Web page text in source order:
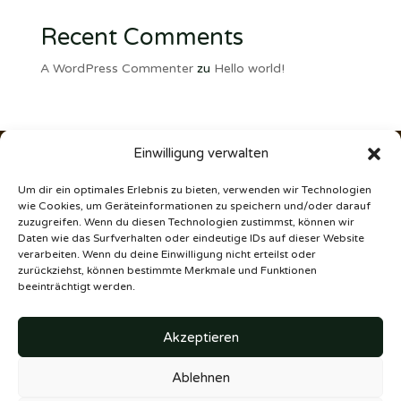
Einwilligung verwalten
Um dir ein optimales Erlebnis zu bieten, verwenden wir Technologien
wie Cookies, um Geräteinformationen zu speichern und/oder darauf
zuzugreifen. Wenn du diesen Technologien zustimmst, können wir
Daten wie das Surfverhalten oder eindeutige IDs auf dieser Website
verarbeiten. Wenn du deine Einwilligung nicht erteilst oder
zurückziehst, können bestimmte Merkmale und Funktionen
beeinträchtigt werden.
Akzeptieren
Ablehnen
Recent Comments
A WordPress Commenterzu Hello world!
Städtische Hufe 6
31553 Sachsenhagen
E-Mail:info@zauberpony-equestrian.de
>> Kontakt & Anfahrt
>> Impressum
>> AGB
>> Datenschutz
>> Cookie Richtlinie (EU)
>> KI-Transparenzhinweise (EU AI ACT)
>> Warenkorb
>> Mein Konto
>> Zahlungsarten
>> Widerrufsrecht
>> Versandkosten
>> Lieferzeiten
Vertrag widerrufen